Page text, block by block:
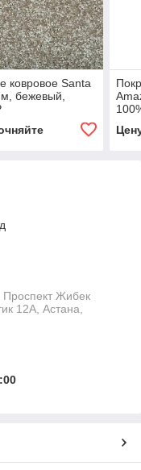
ковровое Santa
бежевый,
Жибек
12А, Астана,